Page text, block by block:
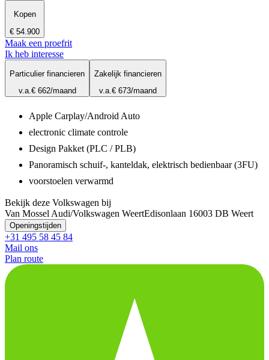
Kopen
€ 54.900
Maak een proefrit
Ik heb interesse
Particulier financieren
v.a.€ 662/maand
Zakelijk financieren
v.a.€ 673/maand
Apple Carplay/Android Auto
electronic climate controle
Design Pakket (PLC / PLB)
Panoramisch schuif-, kanteldak, elektrisch bedienbaar (3FU)
voorstoelen verwarmd
Bekijk deze Volkswagen bij
Van Mossel Audi/Volkswagen WeertEdisonlaan 16003 DB Weert
Openingstijden
+31 495 58 45 84
Mail ons
Plan route